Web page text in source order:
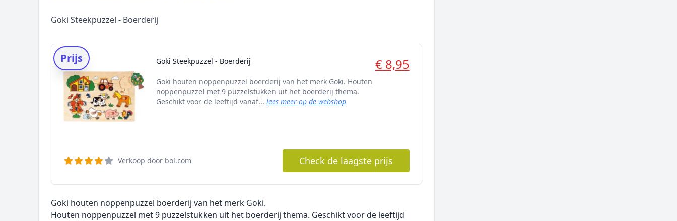
Goki Steekpuzzel - Boerderij
Prijs Goki Steekpuzzel - Boerderij € 8,95
Goki houten noppenpuzzel boerderij van het merk Goki. Houten
noppenpuzzel met 9 puzzelstukken uit het boerderij thema.
Geschikt voor de leeftijd vanaf... lees meer op de webshop
Verkoop door bol.com Check de laagste prijs
Goki houten noppenpuzzel boerderij van het merk Goki.
Houten noppenpuzzel met 9 puzzelstukken uit het boerderij thema. Geschikt voor de leeftijd